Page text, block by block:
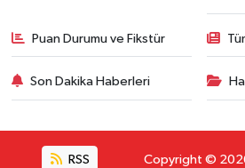
Puan Durumu ve Fikstür
Son Dakika Haberleri
RSS Copyright ©